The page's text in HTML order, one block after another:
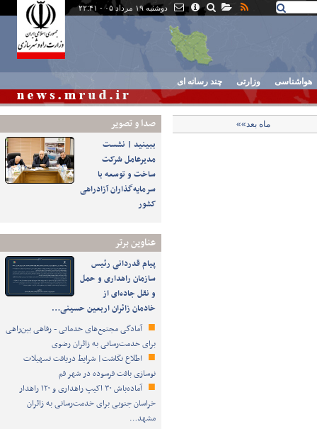
دوشنبه ۱۹ مرداد ۰۵ - ۲۲:۴۱
هواشناسی وزارتی چند رسانه ای
صدا و تصوير
ببینید | نشست
مدیرعامل شرکت
ساخت و توسعه با
سرمایه‌گذاران آزادراهی
کشور
عناوین برتر
پیام قدردانی رئیس
سازمان راهداری و حمل
و نقل جاده‌ای از
خادمان زائران اربعین حسینی…
آمادگی مجتمع‌های خدماتی - رفاهی بین‌راهی
برای خدمت‌رسانی به زائران رضوی
اطلاع نگاشت| شرایط دریافت تسهیلات
نوسازی بافت فرسوده در شهر قم
آماده‌باش ۳۰ اکیپ راهداری و ۱۲۰ راهدار
خراسان جنوبی برای خدمت‌رسانی به زائران
مشهد…
ماه بعد»»